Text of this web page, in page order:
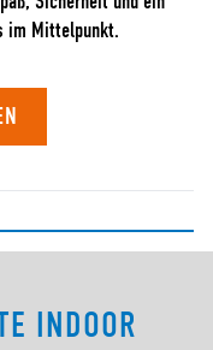
im Mittelpunkt.
INDOOR K